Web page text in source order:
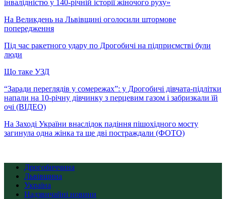
інвалідністю у 140-річній історії жіночого руху»
На Великдень на Львівщині оголосили штормове
попередження
Під час ракетного удару по Дрогобичі на підприємстві були
люди
Що таке УЗД
“Заради переглядів у сомережах”: у Дрогобичі дівчата-підлітки
напали на 10-річну дівчинку з перцевим газом і забризкали їй
очі (ВІДЕО)
На Заході України внаслідок падіння пішохідного мосту
загинула одна жінка та ще дві постраждали (ФОТО)
Дрогобиччина
Львівщина
Україна
Надзвичайні новини